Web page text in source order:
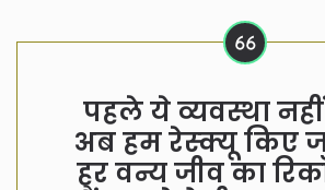
पहले ये व्यवस्था
अब हम रेस्क्यू किए
हर वन्य जीव का